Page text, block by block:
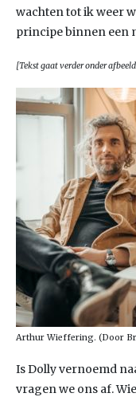
wachten tot ik weer
principe binnen een
[Tekst gaat verder onder
Arthur Wieffering. (Door
Is Dolly vernoemd
vragen we ons af.